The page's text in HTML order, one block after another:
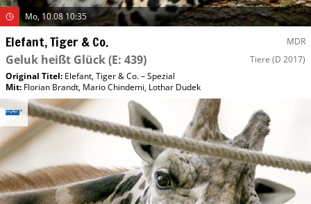
Mo, 10.08 10:35
Elefant, Tiger & Co. MDR
Geluk heißt Glück(E: 439) Tiere (D 2017)
Original Titel: Elefant, Tiger & Co. – Spezial
Mit: Florian Brandt, Mario Chindemi, Lothar Dudek